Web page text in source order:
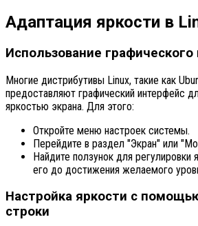
Адаптация яркости в
Использование
Многие дистрибутивы Linux, такие как
предоставляют графический интерфейс
яркостью экрана. Для этого:
Откройте меню настроек системы.
Перейдите в раздел "Экран" или
Найдите ползунок для регулировки
его до достижения желаемого
Настройка яркости с
строки